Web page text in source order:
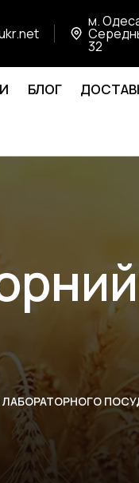
м.
32
БЛОГ